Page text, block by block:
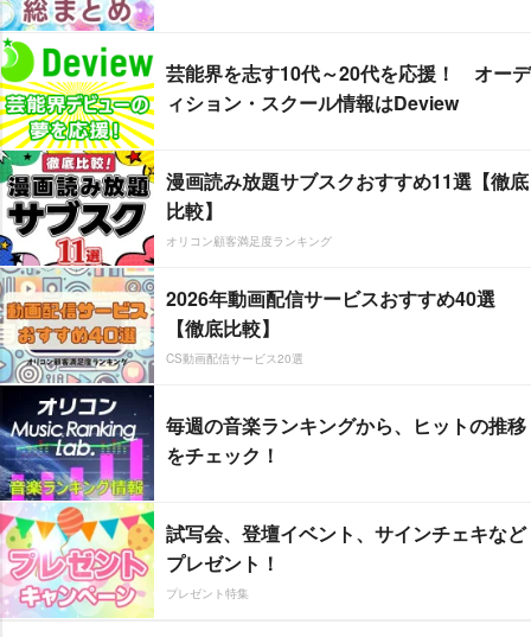
芸能界を志す10代～20代を応援！ オーデ
ィション・スクール情報はDeview
漫画読み放題サブスクおすすめ11選【徹底
比較】
オリコン顧客満足度ランキング
2026年動画配信サービスおすすめ40選
【徹底比較】
CS動画配信サービス20選
毎週の音楽ランキングから、ヒットの推移
をチェック！
試写会、登壇イベント、サインチェキなど
プレゼント！
プレゼント特集